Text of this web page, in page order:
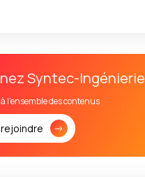
Syntec-Ingénierie
l'ensemble des contenus